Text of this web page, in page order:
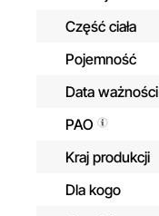
Część ciała
Pojemność
Data ważności
PAO
Kraj produkcji
Dla kogo